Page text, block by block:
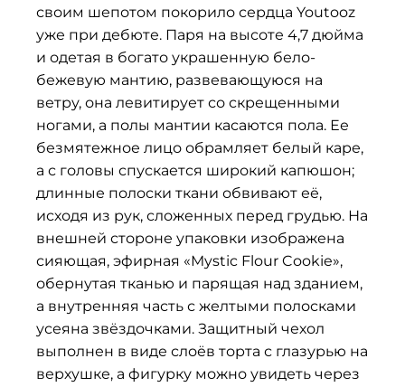
своим шепотом покорило сердца Youtooz
уже при дебюте. Паря на высоте 4,7 дюйма
и одетая в богато украшенную бело-
бежевую мантию, развевающуюся на
ветру, она левитирует со скрещенными
ногами, а полы мантии касаются пола. Ее
безмятежное лицо обрамляет белый каре,
а с головы спускается широкий капюшон;
длинные полоски ткани обвивают её,
исходя из рук, сложенных перед грудью. На
внешней стороне упаковки изображена
сияющая, эфирная «Mystic Flour Cookie»,
обернутая тканью и парящая над зданием,
а внутренняя часть с желтыми полосками
усеяна звёздочками. Защитный чехол
выполнен в виде слоёв торта с глазурью на
верхушке, а фигурку можно увидеть через